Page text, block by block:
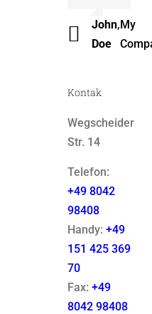
John
Doe
, My
Beck
Kontak
Wegscheider
Str. 14
Telefon:
+49 8042
98408
Handy: +49
151 425 369
70
Fax: +49
8042 98408